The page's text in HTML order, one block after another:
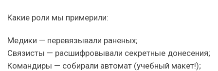
Какие роли мы примерили:
Медики — перевязывали раненых;
Связисты — расшифровывали секретные донесения;
Командиры — собирали автомат (учебный макет!);